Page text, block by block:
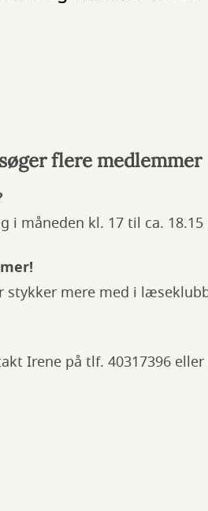
flere medlemmer
i måneden kl. 17 til ca.
stykker mere med i
Irene på tlf. 40317396